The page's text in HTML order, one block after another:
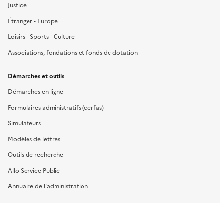
Justice
Étranger - Europe
Loisirs - Sports - Culture
Associations, fondations et fonds de dotation
Démarches et outils
Démarches en ligne
Formulaires administratifs (cerfas)
Simulateurs
Modèles de lettres
Outils de recherche
Allo Service Public
Annuaire de l'administration